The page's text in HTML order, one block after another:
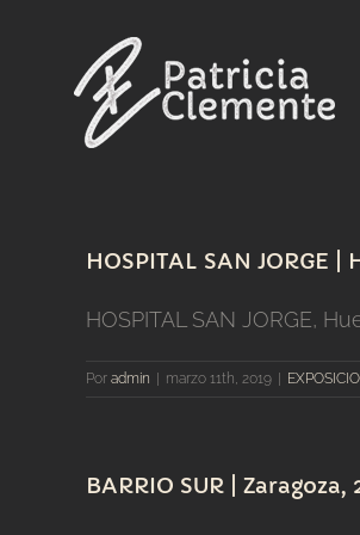
contenido
HOSPITAL SAN JORGE |
HOSPITAL SAN JORGE,
Por admin marzo 11th, 2019
BARRIO SUR | Zaragoza,